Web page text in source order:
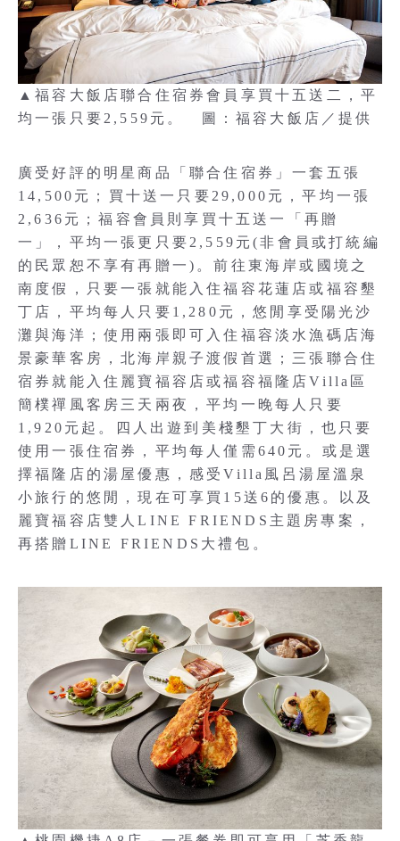
▲福容大飯店聯合住宿券會員享買十五送二，平
均一張只要2,559元。 圖：福容大飯店／提供
廣受好評的明星商品「聯合住宿券」一套五張
14,500元；買十送一只要29,000元，平均一張
2,636元；福容會員則享買十五送一「再贈
一」，平均一張更只要2,559元(非會員或打統編
的民眾恕不享有再贈一)。前往東海岸或國境之
南度假，只要一張就能入住福容花蓮店或福容墾
丁店，平均每人只要1,280元，悠閒享受陽光沙
灘與海洋；使用兩張即可入住福容淡水漁碼店海
景豪華客房，北海岸親子渡假首選；三張聯合住
宿券就能入住麗寶福容店或福容福隆店Villa區
簡樸禪風客房三天兩夜，平均一晚每人只要
1,920元起。四人出遊到美棧墾丁大街，也只要
使用一張住宿券，平均每人僅需640元。或是選
擇福隆店的湯屋優惠，感受Villa風呂湯屋溫泉
小旅行的悠閒，現在可享買15送6的優惠。以及
麗寶福容店雙人LINE FRIENDS主題房專案，
再搭贈LINE FRIENDS大禮包。